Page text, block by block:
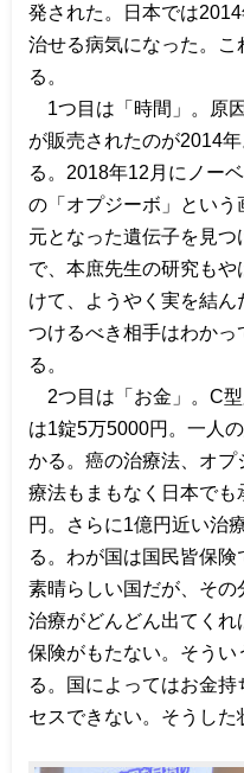
発された。日本では2014
治せる病気になった。
る。
1つ目は「時間」。原
が販売されたのが2014年
る。 2018年12 月にノー
の「オプジーボ」とい
元となった遺伝子を見つ
で、本庶先生の研究も
けて、ようやく実を結
つけるべき相手はわか
る。
2つ目は「お金」。 C
は1錠5万5000円。一人
かる。癌の治療法、オ
療法もまもなく日本でも
円。さらに1億円近い治
る。わが国は国民皆保
素晴らしい国だが、そ
治療がどんどん出てく
保険がもたない。そう
る。国によってはお金
セスできない。そうした